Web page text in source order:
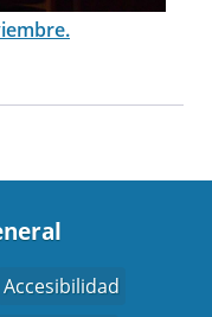
Accesibilidad